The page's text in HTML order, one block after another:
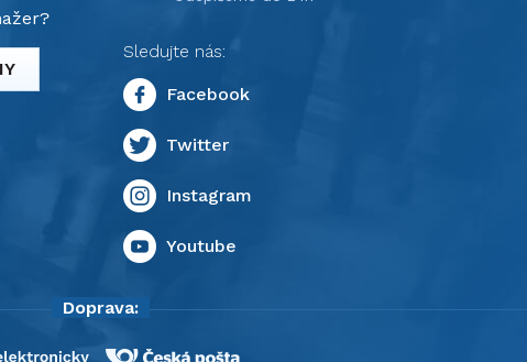
Doprava: